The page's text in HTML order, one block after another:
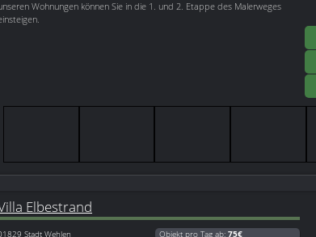
Wohnungen können Sie in die 1. und 2. Etappe des Malerweges
Elbestrand
Stadt Wehlen
Objekt pro Tag ab: 75€